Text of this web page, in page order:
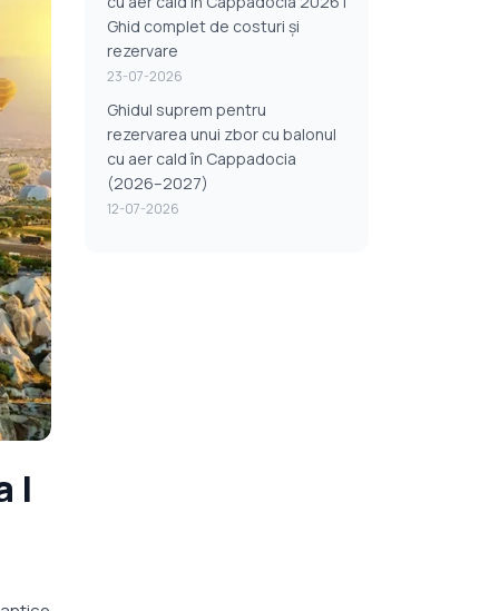
|
Ghid complet de costuri și
rezervare
23-07-2026
Ghidul suprem pentru
rezervarea unui zbor cu balonul
cu aer cald în Cappadocia
(2026–2027)
12-07-2026